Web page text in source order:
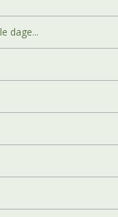
dage...